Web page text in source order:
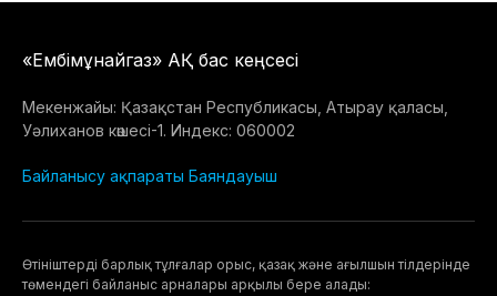
«Ембімұнайгаз» АҚ бас кеңсесі
Мекенжайы: Қазақстан Республикасы, Атырау қаласы,
Уәлиханов көшесі-1. Индекс: 060002
Байланысу ақпараты Баяндауыш
Өтiнiштердi барлық тұлғалар орыс, қазақ және ағылшын тілдерінде
төмендегі байланыс арналары арқылы бере алады: